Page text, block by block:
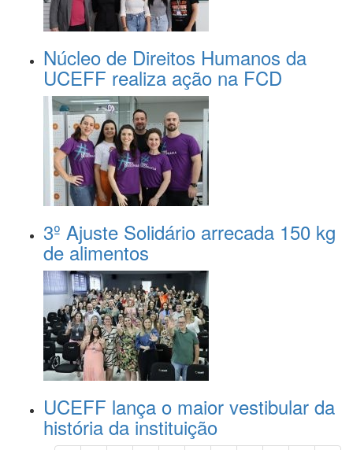
Núcleo de Direitos Humanos da
UCEFF realiza ação na FCD
3º Ajuste Solidário arrecada 150 kg
de alimentos
UCEFF lança o maior vestibular da
história da instituição